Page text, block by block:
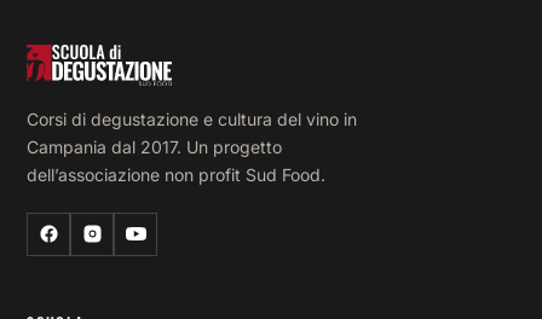
Corsi di degustazione e cultura del vino in
Campania dal 2017. Un progetto
dell’associazione non profit Sud Food.